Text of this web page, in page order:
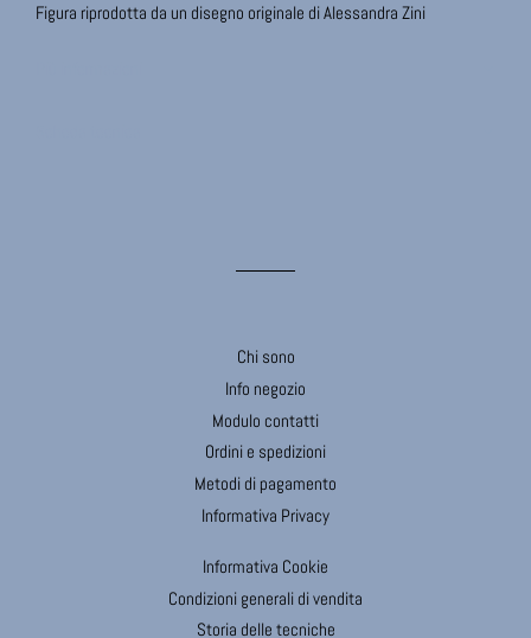
Figura riprodotta da un disegno originale di Alessandra Zini
Chi sono
Info negozio
Modulo contatti
Ordini e spedizioni
Metodi di pagamento
Informativa Privacy
Informativa Cookie
Condizioni generali di vendita
Storia delle tecniche